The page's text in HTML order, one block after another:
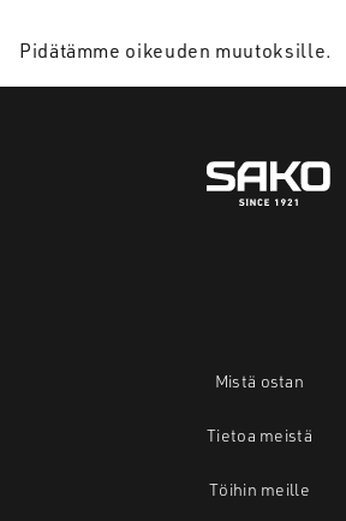
Pidätämme oikeuden muutoksille.
Mistä ostan
Tietoa meistä
Töihin meille